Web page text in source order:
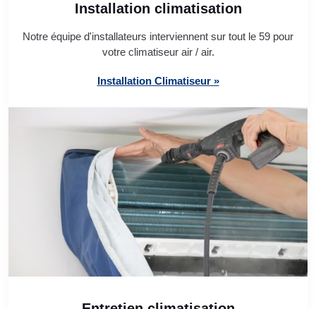
Installation climatisation
Notre équipe d'installateurs interviennent sur tout le 59 pour
votre climatiseur air / air.
Installation Climatiseur »